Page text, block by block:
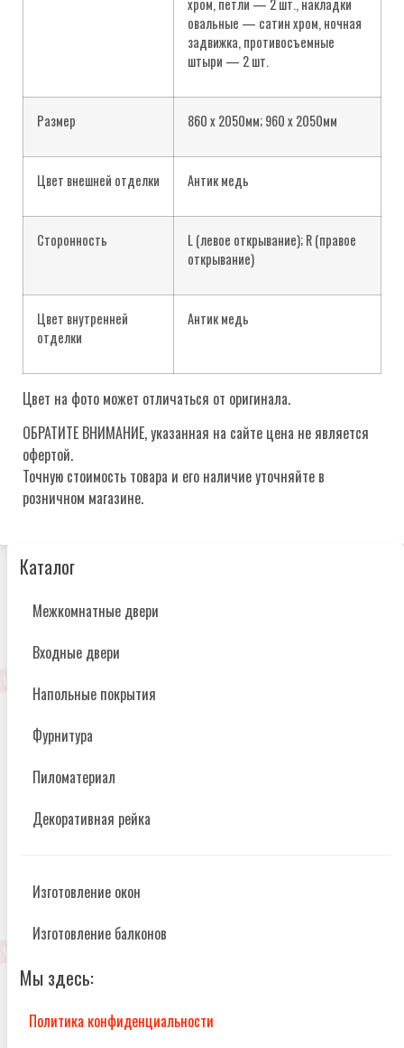
хром, петли — 2 шт., накладки
овальные — сатин хром, ночная
задвижка, противосъемные
штыри — 2 шт.
Размер 860 х 2050мм; 960 х 2050мм
Цвет внешней отделки Антик медь
Сторонность
L (левое открывание); R (правое
открывание)
Цвет внутренней
отделки
Антик медь
Цвет на фото может отличаться от оригинала.
ОБРАТИТЕ ВНИМАНИЕ, указанная на сайте цена не является
офертой.
Точную стоимость товара и его наличие уточняйте в
розничном магазине.
Каталог
Межкомнатные двери
Входные двери
Напольные покрытия
Фурнитура
Пиломатериал
Декоративная рейка
Изготовление окон
Изготовление балконов
Мы здесь:
Политика конфиденциальности